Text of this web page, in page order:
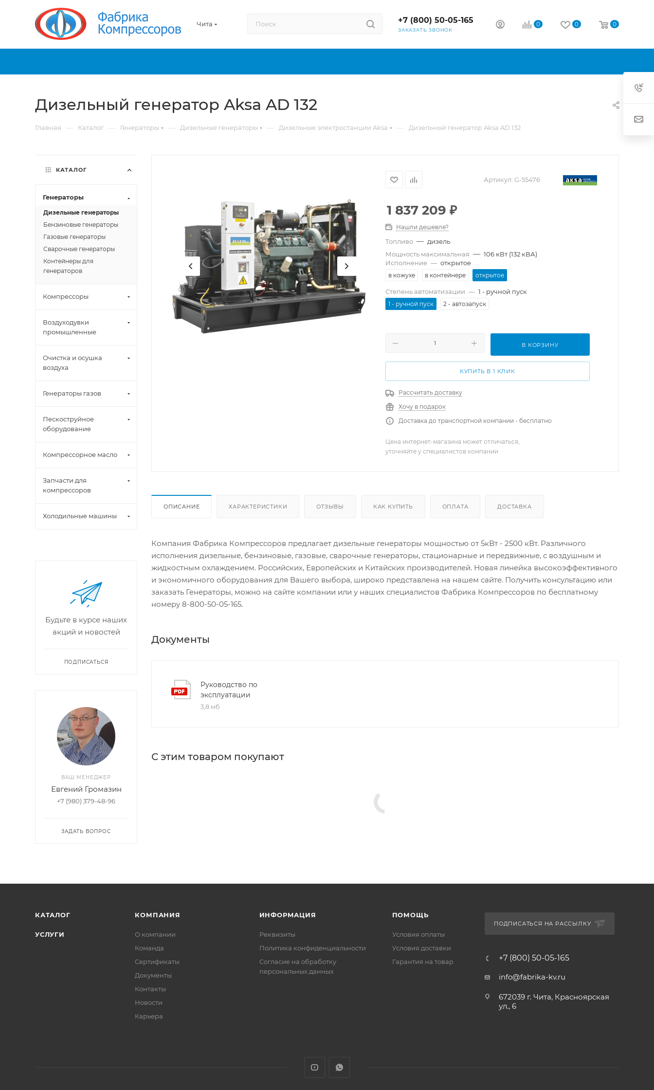
Чита +7 (800) 50-05-165
ЗАКАЗАТЬ ЗВОНОК
0 0 0
Дизельный генератор Aksa AD 132
Главная — Каталог — Генераторы — Дизельные генераторы — Дизельные электростанции Aksa — Дизельный генератор Aksa AD 132
Артикул: G-55476
1 837 209 ₽
Нашли дешевле?
Топливо — дизель
Мощность максимальная — 106 кВт (132 кВА)
Исполнение — открытое
в кожухе в контейнере открытое
Степень автоматизации — 1 - ручной пуск
1 - ручной пуск 2 - автозапуск
В КОРЗИНУ
КУПИТЬ В 1 КЛИК
Рассчитать доставку
Хочу в подарок
Доставка до транспортной компании - бесплатно
Цена интернет-магазина может отличаться,
уточняйте у специалистов компании
ОПИСАНИЕ ХАРАКТЕРИСТИКИ ОТЗЫВЫ КАК КУПИТЬ ОПЛАТА ДОСТАВКА
Компания Фабрика Компрессоров предлагает дизельные генераторы мощностью от 5кВт - 2500 кВт. Различного
исполнения дизельные, бензиновые, газовые, сварочные генераторы, стационарные и передвижные, с воздушным и
жидкостным охлаждением. Российских, Европейских и Китайских производителей. Новая линейка высокоэффективного
и экономичного оборудования для Вашего выбора, широко представлена на нашем сайте. Получить консультацию или
заказать Генераторы, можно на сайте компании или у наших специалистов Фабрика Компрессоров по бесплатному
номеру 8-800-50-05-165.
Документы
Руководство по
эксплуатации
3,8 мб
С этим товаром покупают
КАТАЛОГ
Генераторы
Дизельные генераторы
Бензиновые генераторы
Газовые генераторы
Сварочные генераторы
Контейнеры для
генераторов
Компрессоры
Воздуходувки
промышленные
Очистка и осушка
воздуха
Генераторы газов
Пескоструйное
оборудование
Компрессорное масло
Запчасти для
компрессоров
Холодильные машины
Будьте в курсе наших
акций и новостей
ПОДПИСАТЬСЯ
ВАШ МЕНЕДЖЕР
Евгений Громазин
+7 (980) 379-48-96
ЗАДАТЬ ВОПРОС
КАТАЛОГ
УСЛУГИ
КОМПАНИЯ
О компании
Команда
Сертификаты
Документы
Контакты
Новости
Карьера
ИНФОРМАЦИЯ
Реквизиты
Политика конфиденциальности
Cогласие на обработку
персональных данных
ПОМОЩЬ
Условия оплаты
Условия доставки
Гарантия на товар
ПОДПИСАТЬСЯ НА РАССЫЛКУ
+7 (800) 50-05-165
info@fabrika-kv.ru
672039 г. Чита, Красноярская
ул., 6